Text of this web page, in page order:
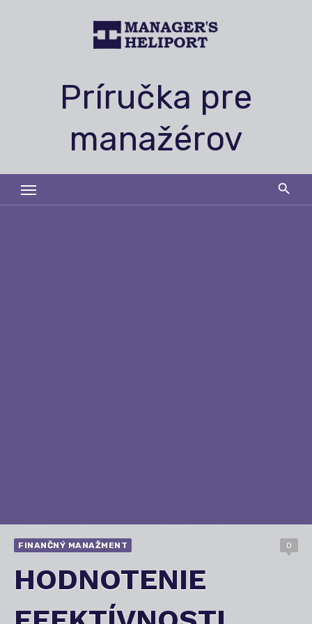
Príručka pre
manažérov
FINANČNÝ MANAŽMENT 0
HODNOTENIE